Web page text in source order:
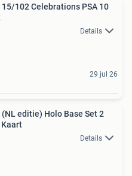
102 Celebrations PSA 10
Details
29 jul 26
Holo Base Set 2
Kaart
Details